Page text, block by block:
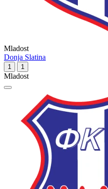
Mladost
Donja Slatina
1 1
Mladost